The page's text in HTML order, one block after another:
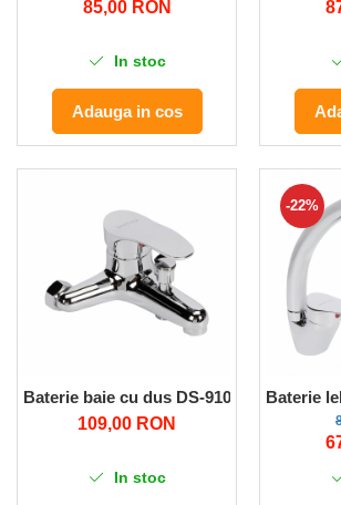
85,00 RON
In stoc
Adauga in cos
Baterie baie cu dus DS-91013 GF-0069
109,00 RON
In stoc
-22%
Baterie